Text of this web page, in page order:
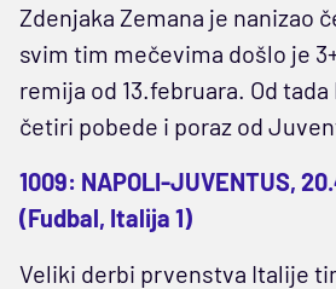
Zdenjaka Zemana je nanizao
svim tim mečevima došlo je
remija od 13.februara. Od
četiri pobede i poraz od
1009: NAPOLI-JUVENTUS,
(Fudbal, Italija 1)
Veliki derbi prvenstva Italije